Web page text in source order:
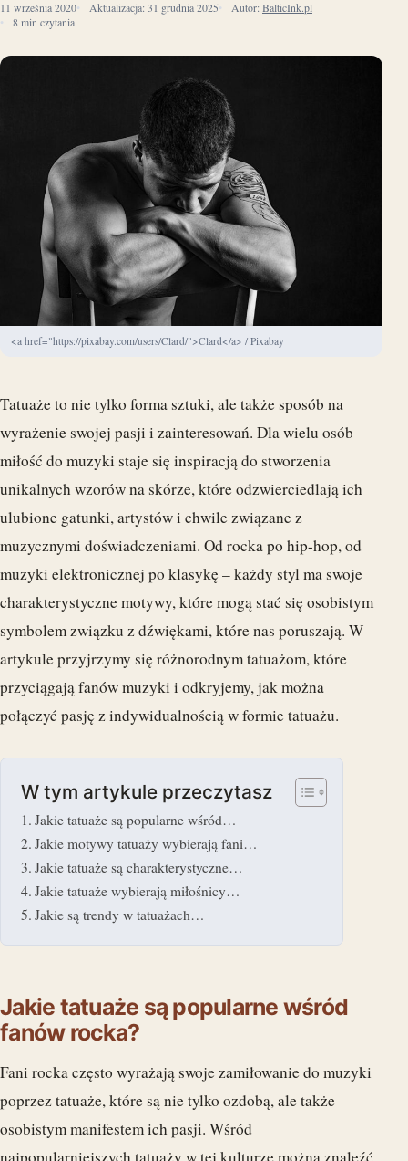
11 września 2020 Aktualizacja: 31 grudnia 2025 Autor: BalticInk.pl
8 min czytania
<a href="https://pixabay.com/users/Clard/">Clard</a> / Pixabay
Tatuaże to nie tylko forma sztuki, ale także sposób na
wyrażenie swojej pasji i zainteresowań. Dla wielu osób
miłość do muzyki staje się inspiracją do stworzenia
unikalnych wzorów na skórze, które odzwierciedlają ich
ulubione gatunki, artystów i chwile związane z
muzycznymi doświadczeniami. Od rocka po hip-hop, od
muzyki elektronicznej po klasykę – każdy styl ma swoje
charakterystyczne motywy, które mogą stać się osobistym
symbolem związku z dźwiękami, które nas poruszają. W
artykule przyjrzymy się różnorodnym tatuażom, które
przyciągają fanów muzyki i odkryjemy, jak można
połączyć pasję z indywidualnością w formie tatuażu.
W tym artykule przeczytasz
Jakie tatuaże są popularne wśród…
Jakie motywy tatuaży wybierają fani…
Jakie tatuaże są charakterystyczne…
Jakie tatuaże wybierają miłośnicy…
Jakie są trendy w tatuażach…
Jakie tatuaże są popularne wśród
fanów rocka?
Fani rocka często wyrażają swoje zamiłowanie do muzyki
poprzez tatuaże, które są nie tylko ozdobą, ale także
osobistym manifestem ich pasji. Wśród